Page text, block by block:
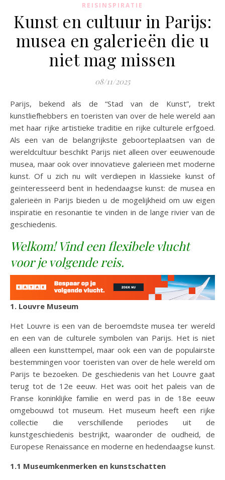
REISINSPIRATIE
Kunst en cultuur in Parijs:
musea en galerieën die u
niet mag missen
08/11/2025
Parijs, bekend als de “Stad van de Kunst”, trekt
kunstliefhebbers en toeristen van over de hele wereld aan
met haar rijke artistieke traditie en rijke culturele erfgoed.
Als een van de belangrijkste geboorteplaatsen van de
wereldcultuur beschikt Parijs niet alleen over eeuwenoude
musea, maar ook over innovatieve galerieën met moderne
kunst. Of u zich nu wilt verdiepen in klassieke kunst of
geïnteresseerd bent in hedendaagse kunst: de musea en
galerieën in Parijs bieden u de mogelijkheid om uw eigen
inspiratie en resonantie te vinden in de lange rivier van de
geschiedenis.
Welkom! Vind een flexibele vlucht
voor je volgende reis.
1. Louvre Museum
Het Louvre is een van de beroemdste musea ter wereld
en een van de culturele symbolen van Parijs. Het is niet
alleen een kunsttempel, maar ook een van de populairste
bestemmingen voor toeristen van over de hele wereld om
Parijs te bezoeken. De geschiedenis van het Louvre gaat
terug tot de 12e eeuw. Het was ooit het paleis van de
Franse koninklijke familie en werd pas in de 18e eeuw
omgebouwd tot museum. Het museum heeft een rijke
collectie die verschillende periodes uit de
kunstgeschiedenis bestrijkt, waaronder de oudheid, de
Europese Renaissance en moderne en hedendaagse kunst.
1.1 Museumkenmerken en kunstschatten